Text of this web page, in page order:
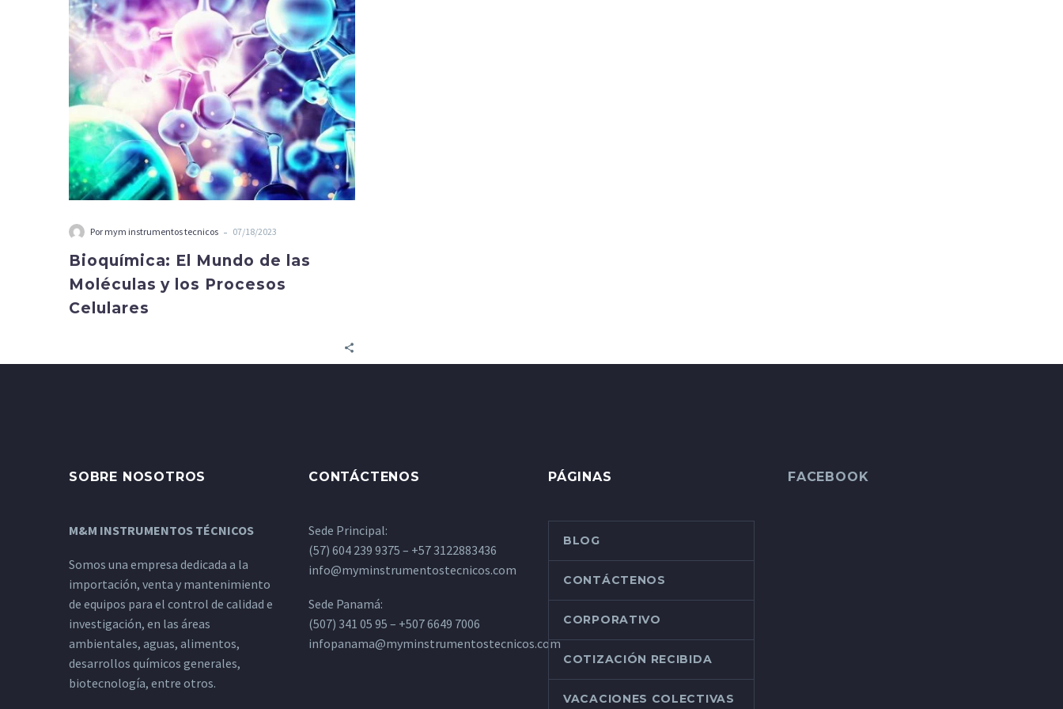
Moléculas
y
los
Procesos
Celulares
Por mym instrumentos tecnicos - 07/18/2023
Bioquímica: El Mundo de las
Moléculas y los Procesos
Celulares
SOBRE NOSOTROS
M&M INSTRUMENTOS TÉCNICOS
Somos una empresa dedicada a la
importación, venta y mantenimiento
de equipos para el control de calidad e
investigación, en las áreas
ambientales, aguas, alimentos,
desarrollos químicos generales,
biotecnología, entre otros.
CONTÁCTENOS
Sede Principal:
(57) 604 239 9375 – +57 3122883436
info@myminstrumentostecnicos.com
Sede Panamá:
(507) 341 05 95 – +507 6649 7006
infopanama@myminstrumentostecnicos.com
PÁGINAS
BLOG
CONTÁCTENOS
CORPORATIVO
COTIZACIÓN RECIBIDA
VACACIONES COLECTIVAS
FACEBOOK